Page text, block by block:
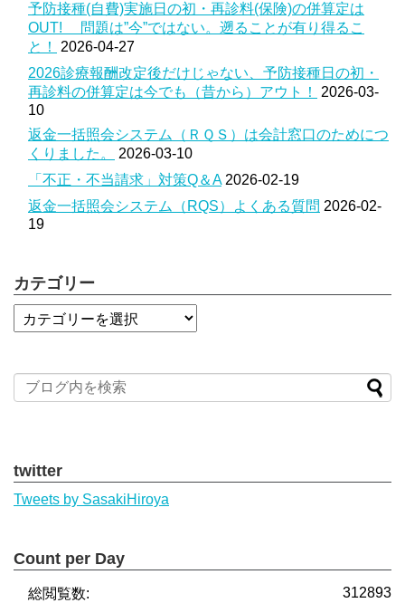
予防接種(自費)実施日の初・再診料(保険)の併算定は
OUT! 問題は”今”ではない。遡ることが有り得るこ
と！
2026-04-27
2026診療報酬改定後だけじゃない、予防接種日の初・
再診料の併算定は今でも（昔から）アウト！
2026-03-
10
返金一括照会システム（ＲＱＳ）は会計窓口のためにつ
くりました。
2026-03-10
「不正・不当請求」対策Q＆A 2026-02-19
返金一括照会システム（RQS）よくある質問 2026-02-
19
カテゴリー
twitter
Tweets by SasakiHiroya
Count per Day
312893
総閲覧数: